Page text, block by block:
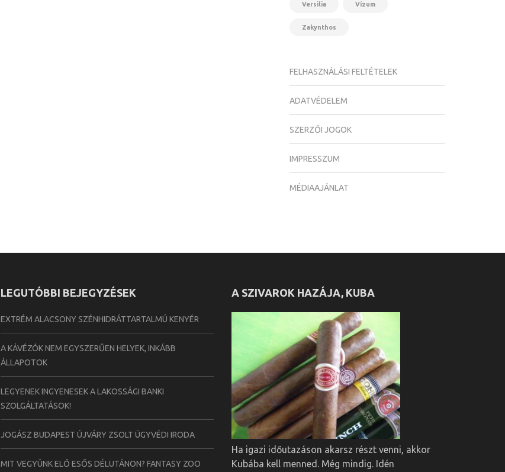
Versilia Vízum
Zakynthos
FELHASZNÁLÁSI FELTÉTELEK
ADATVÉDELEM
SZERZŐI JOGOK
IMPRESSZUM
MÉDIAAJÁNLAT
LEGUTÓBBI BEJEGYZÉSEK
EXTRÉM ALACSONY SZÉNHIDRÁTTARTALMÚ KENYÉR
A KÁVÉZÓK NEM EGYSZERŰEN HELYEK, INKÁBB
ÁLLAPOTOK
LEGYENEK INGYENESEK A LAKOSSÁGI BANKI
SZOLGÁLTATÁSOK!
JOGÁSZ BUDAPEST ÚJVÁRY ZSOLT ÜGYVÉDI IRODA
MIT VEGYÜNK ELŐ ESŐS DÉLUTÁNON? FANTASY ZOO
A SZIVAROK HAZÁJA, KUBA
Ha igazi időutazáson akarsz részt venni, akkor
Kubába kell menned. Még mindig. Idén